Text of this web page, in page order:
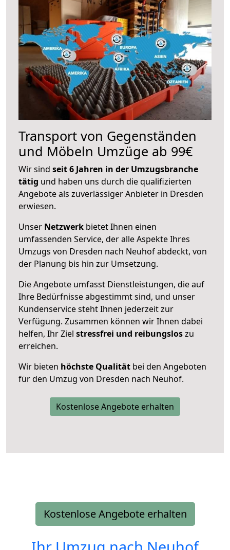
Transport von Gegenständen
und Möbeln Umzüge ab 99€
Wir sind seit 6 Jahren in der Umzugsbranche
tätig und haben uns durch die qualifizierten
Angebote als zuverlässiger Anbieter in Dresden
erwiesen.
Unser Netzwerk bietet Ihnen einen
umfassenden Service, der alle Aspekte Ihres
Umzugs von Dresden nach Neuhof abdeckt, von
der Planung bis hin zur Umsetzung.
Die Angebote umfasst Dienstleistungen, die auf
Ihre Bedürfnisse abgestimmt sind, und unser
Kundenservice steht Ihnen jederzeit zur
Verfügung. Zusammen können wir Ihnen dabei
helfen, Ihr Ziel stressfrei und reibungsloszu
erreichen.
Wir bieten höchste Qualität bei den Angeboten
für den Umzug von Dresden nach Neuhof.
Kostenlose Angebote erhalten
Kostenlose Angebote erhalten